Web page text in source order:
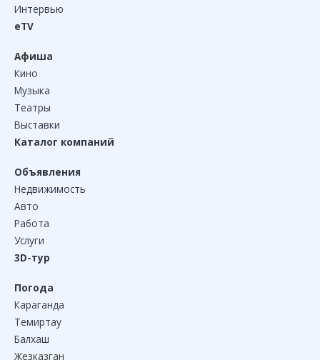
Интервью
eTV
Афиша
Кино
Музыка
Театры
Выставки
Каталог компаний
Объявления
Недвижимость
Авто
Работа
Услуги
3D-тур
Погода
Караганда
Темиртау
Балхаш
Жезказган